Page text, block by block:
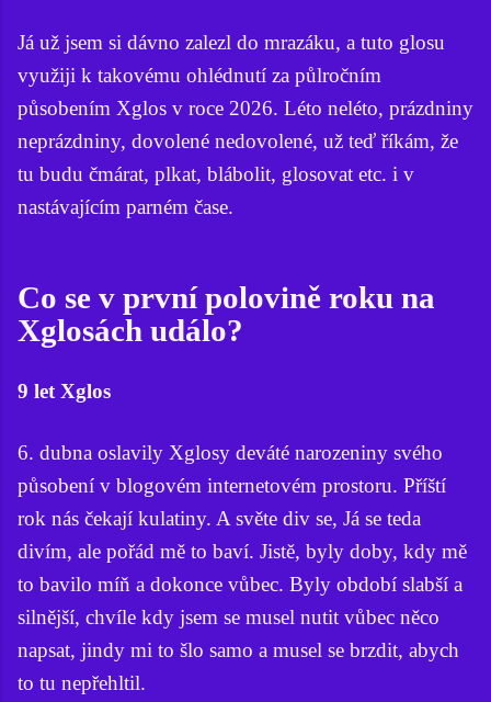
Já už jsem si dávno zalezl do mrazáku, a tuto glosu
využiji k takovému ohlédnutí za půlročním
působením Xglos v roce 2026. Léto neléto, prázdniny
neprázdniny, dovolené nedovolené, už teď říkám, že
tu budu čmárat, plkat, blábolit, glosovat etc. i v
nastávajícím parném čase.
Co se v první polovině roku na
Xglosách událo?
9 let Xglos
6. dubna oslavily Xglosy deváté narozeniny svého
působení v blogovém internetovém prostoru. Příští
rok nás čekají kulatiny. A světe div se, Já se teda
divím, ale pořád mě to baví. Jistě, byly doby, kdy mě
to bavilo míň a dokonce vůbec. Byly období slabší a
silnější, chvíle kdy jsem se musel nutit vůbec něco
napsat, jindy mi to šlo samo a musel se brzdit, abych
to tu nepřehltil.